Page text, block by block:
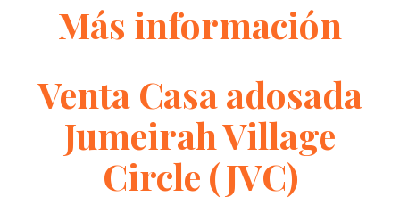
Más información
Venta Casa adosada
Jumeirah Village
Circle (JVC)